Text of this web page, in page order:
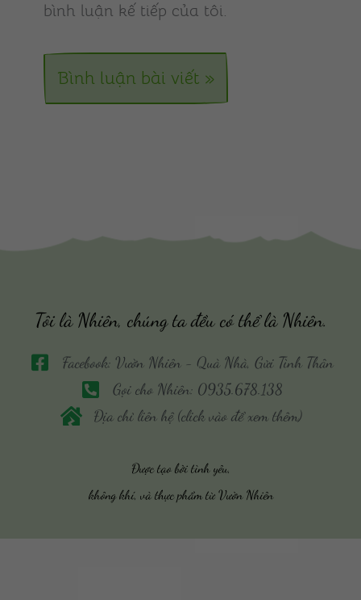
bình luận kế tiếp của tôi.
Tôi là Nhiên, chúng ta đều có thể là Nhiên.
Facebook: Vườn Nhiên - Quà Nhà, Gửi Tình Thân
Gọi cho Nhiên: 0935.678.138
Địa chỉ liên hệ (click vào để xem thêm)
Được tạo bởi tình yêu,
không khí, và thực phẩm từ Vườn Nhiên